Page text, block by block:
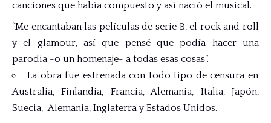
canciones que había compuesto y así nació el musical.
“Me encantaban las películas de serie B, el rock and roll
y el glamour, así que pensé que podía hacer una
parodia -o un homenaje- a todas esas cosas”.
La obra fue estrenada con todo tipo de censura en
Australia, Finlandia, Francia, Alemania, Italia, Japón,
Suecia, Alemania, Inglaterra y Estados Unidos.